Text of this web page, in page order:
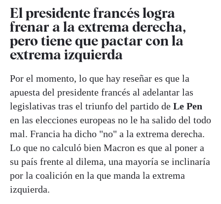
El presidente francés logra
frenar a la extrema derecha,
pero tiene que pactar con la
extrema izquierda
Por el momento, lo que hay reseñar es que la
apuesta del presidente francés al adelantar las
legislativas tras el triunfo del partido de Le Pen
en las elecciones europeas no le ha salido del todo
mal. Francia ha dicho "no" a la extrema derecha.
Lo que no calculó bien Macron es que al poner a
su país frente al dilema, una mayoría se inclinaría
por la coalición en la que manda la extrema
izquierda.